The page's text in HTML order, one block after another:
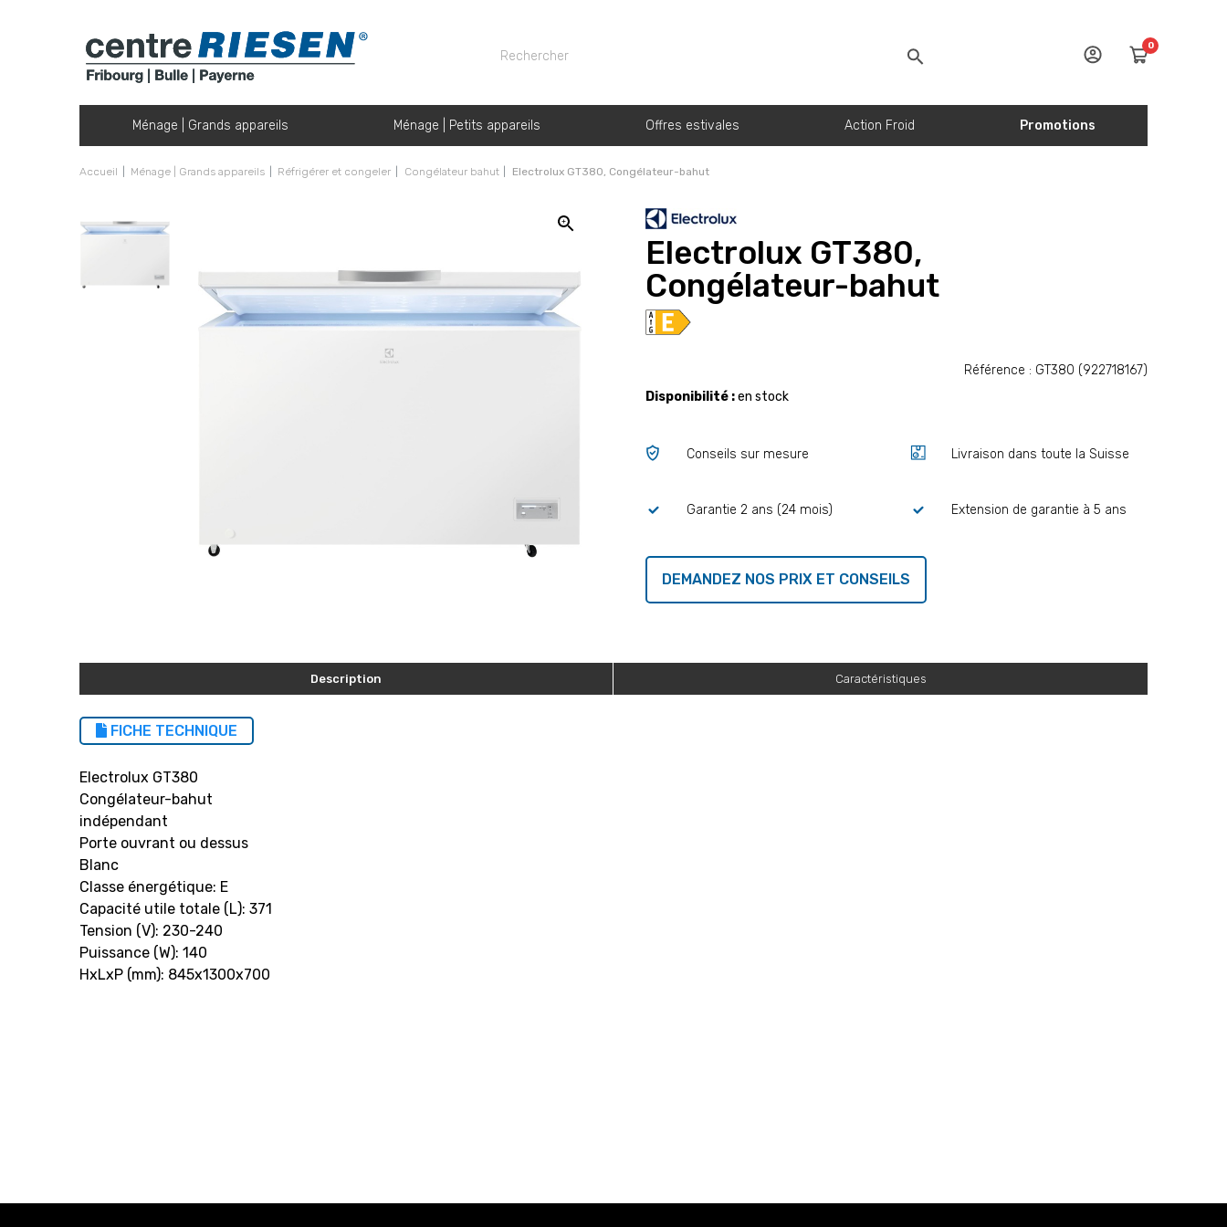
0
Ménage | Grands appareils Ménage | Petits appareils Offres estivales Action Froid Promotions
Accueil Ménage | Grands appareils Réfrigérer et congeler Congélateur bahut Electrolux GT380, Congélateur-bahut
Electrolux GT380,
Congélateur-bahut
Référence : GT380 (922718167)
Disponibilité :en stock
Conseils sur mesure Livraison dans toute la Suisse
Garantie 2 ans (24 mois) Extension de garantie à 5 ans
DEMANDEZ NOS PRIX ET CONSEILS
Description Caractéristiques
FICHE TECHNIQUE
Electrolux GT380
Congélateur-bahut
indépendant
Porte ouvrant ou dessus
Blanc
Classe énergétique: E
Capacité utile totale (L): 371
Tension (V): 230-240
Puissance (W): 140
HxLxP (mm): 845x1300x700